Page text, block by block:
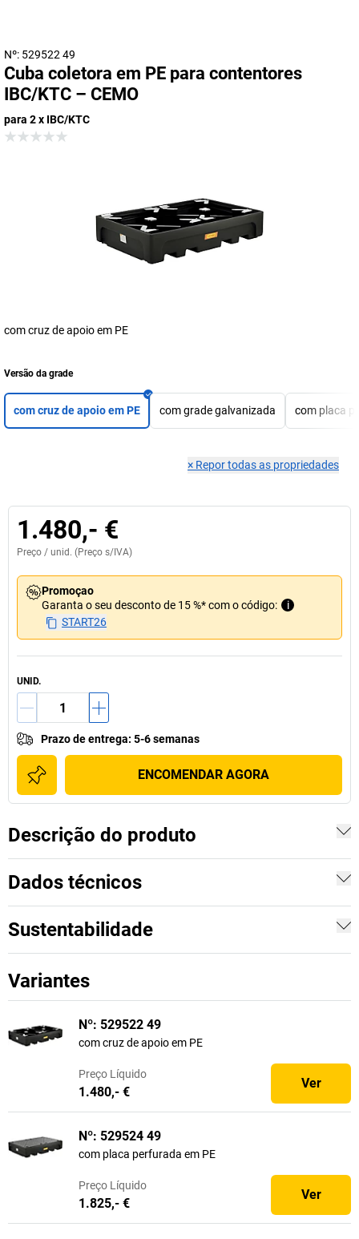
Nº: 529522 49
Cuba coletora em PE para contentores
IBC/KTC – CEMO
para 2 x IBC/KTC
com cruz de apoio em PE
Versão da grade
com cruz de apoio em PE com grade galvanizada com placa
× Repor todas as propriedades
1.480,- €
Preço / unid. (Preço s/IVA)
Promoçao
Garanta o seu desconto de 15 %* com o código:
i
START26
UNID.
Prazo de entrega: 5-6 semanas
ENCOMENDAR AGORA
Descrição do produto
Dados técnicos
Sustentabilidade
Variantes
Nº: 529522 49
com cruz de apoio em PE
Preço Líquido
1.480,- €
Ver
Nº: 529524 49
com placa perfurada em PE
Preço Líquido
1.825,- €
Ver